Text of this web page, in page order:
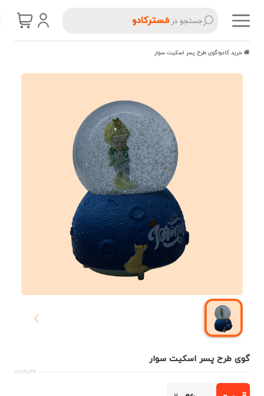
جستجو درمَسترکادو
گوی طرح پسر اسکیت سوار
گوی طرح پسر اسکیت سوار
1789839